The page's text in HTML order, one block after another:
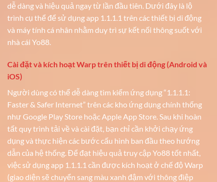
dễ dàng và hiệu quả ngay từ lần đầu tiên. Dưới đây là lộ
trình cụ thể để sử dụng app 1.1.1.1 trên các thiết bị di động
và máy tính cá nhân nhằm duy trì sự kết nối thông suốt với
nhà cái Yo88.
Cài đặt và kích hoạt Warp trên thiết bị di động (Android và
iOS)
Người dùng có thể dễ dàng tìm kiếm ứng dụng “1.1.1.1:
Faster & Safer Internet” trên các kho ứng dụng chính thống
như Google Play Store hoặc Apple App Store. Sau khi hoàn
tất quy trình tải về và cài đặt, bạn chỉ cần khởi chạy ứng
dụng và thực hiện các bước cấu hình ban đầu theo hướng
dẫn của hệ thống. Để đạt hiệu quả truy cập Yo88 tốt nhất,
việc sử dụng app 1.1.1.1 cần được kích hoạt ở chế độ Warp
(giao diện sẽ chuyển sang màu xanh đậm với thông điệp